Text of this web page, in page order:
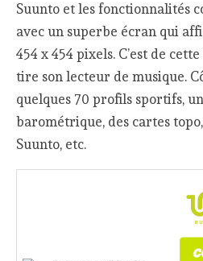
Suunto et les fonctionnalités
avec un superbe écran qui
454 x 454 pixels. C’est de
tire son lecteur de musique.
quelques 70 profils sportifs,
barométrique, des cartes
Suunto, etc.